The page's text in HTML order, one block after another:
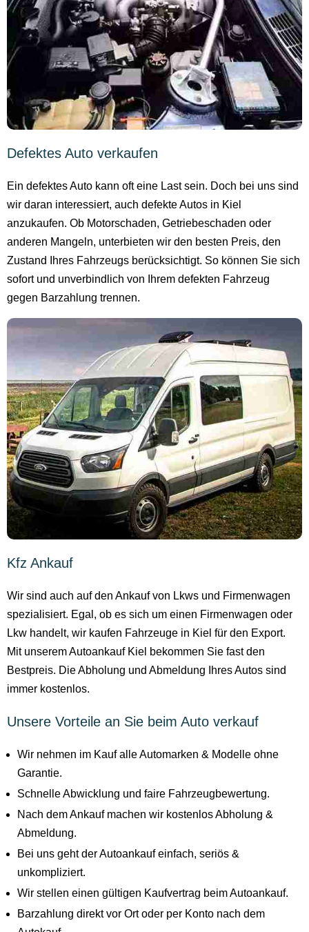
Defektes Auto verkaufen
Ein defektes Auto kann oft eine Last sein. Doch bei uns sind
wir daran interessiert, auch defekte Autos in Kiel
anzukaufen. Ob Motorschaden, Getriebeschaden oder
anderen Mangeln, unterbieten wir den besten Preis, den
Zustand Ihres Fahrzeugs berücksichtigt. So können Sie sich
sofort und unverbindlich von Ihrem defekten Fahrzeug
gegen Barzahlung trennen.
Kfz Ankauf
Wir sind auch auf den Ankauf von Lkws und Firmenwagen
spezialisiert. Egal, ob es sich um einen Firmenwagen oder
Lkw handelt, wir kaufen Fahrzeuge in Kiel für den Export.
Mit unserem Autoankauf Kiel bekommen Sie fast den
Bestpreis. Die Abholung und Abmeldung Ihres Autos sind
immer kostenlos.
Unsere Vorteile an Sie beim Auto verkauf
Wir nehmen im Kauf alle Automarken & Modelle ohne
Garantie.
Schnelle Abwicklung und faire Fahrzeugbewertung.
Nach dem Ankauf machen wir kostenlos Abholung &
Abmeldung.
Bei uns geht der Autoankauf einfach, seriös &
unkompliziert.
Wir stellen einen gültigen Kaufvertrag beim Autoankauf.
Barzahlung direkt vor Ort oder per Konto nach dem